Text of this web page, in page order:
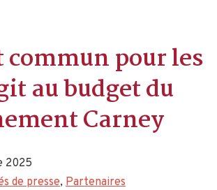
commun pour les
au budget du
Carney
2025
de presse, Partenaires